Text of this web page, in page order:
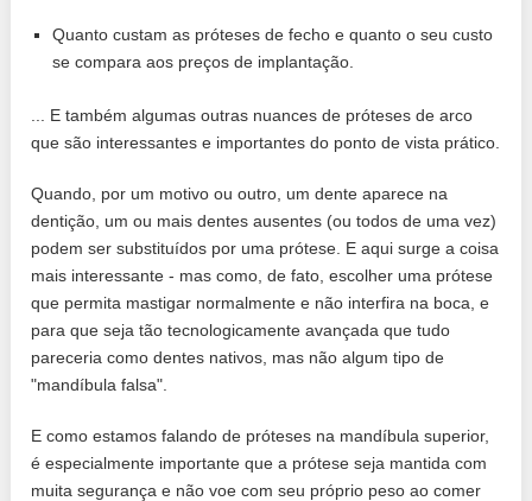
Quanto custam as próteses de fecho e quanto o seu custo
se compara aos preços de implantação.
... E também algumas outras nuances de próteses de arco
que são interessantes e importantes do ponto de vista prático.
Quando, por um motivo ou outro, um dente aparece na
dentição, um ou mais dentes ausentes (ou todos de uma vez)
podem ser substituídos por uma prótese. E aqui surge a coisa
mais interessante - mas como, de fato, escolher uma prótese
que permita mastigar normalmente e não interfira na boca, e
para que seja tão tecnologicamente avançada que tudo
pareceria como dentes nativos, mas não algum tipo de
"mandíbula falsa".
E como estamos falando de próteses na mandíbula superior,
é especialmente importante que a prótese seja mantida com
muita segurança e não voe com seu próprio peso ao comer